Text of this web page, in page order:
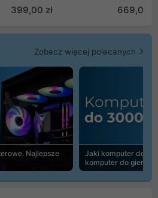
399,00 zł 669,00
Zobacz więcej polecanych
Najlepsze
Jaki komputer do
komputer do gier |